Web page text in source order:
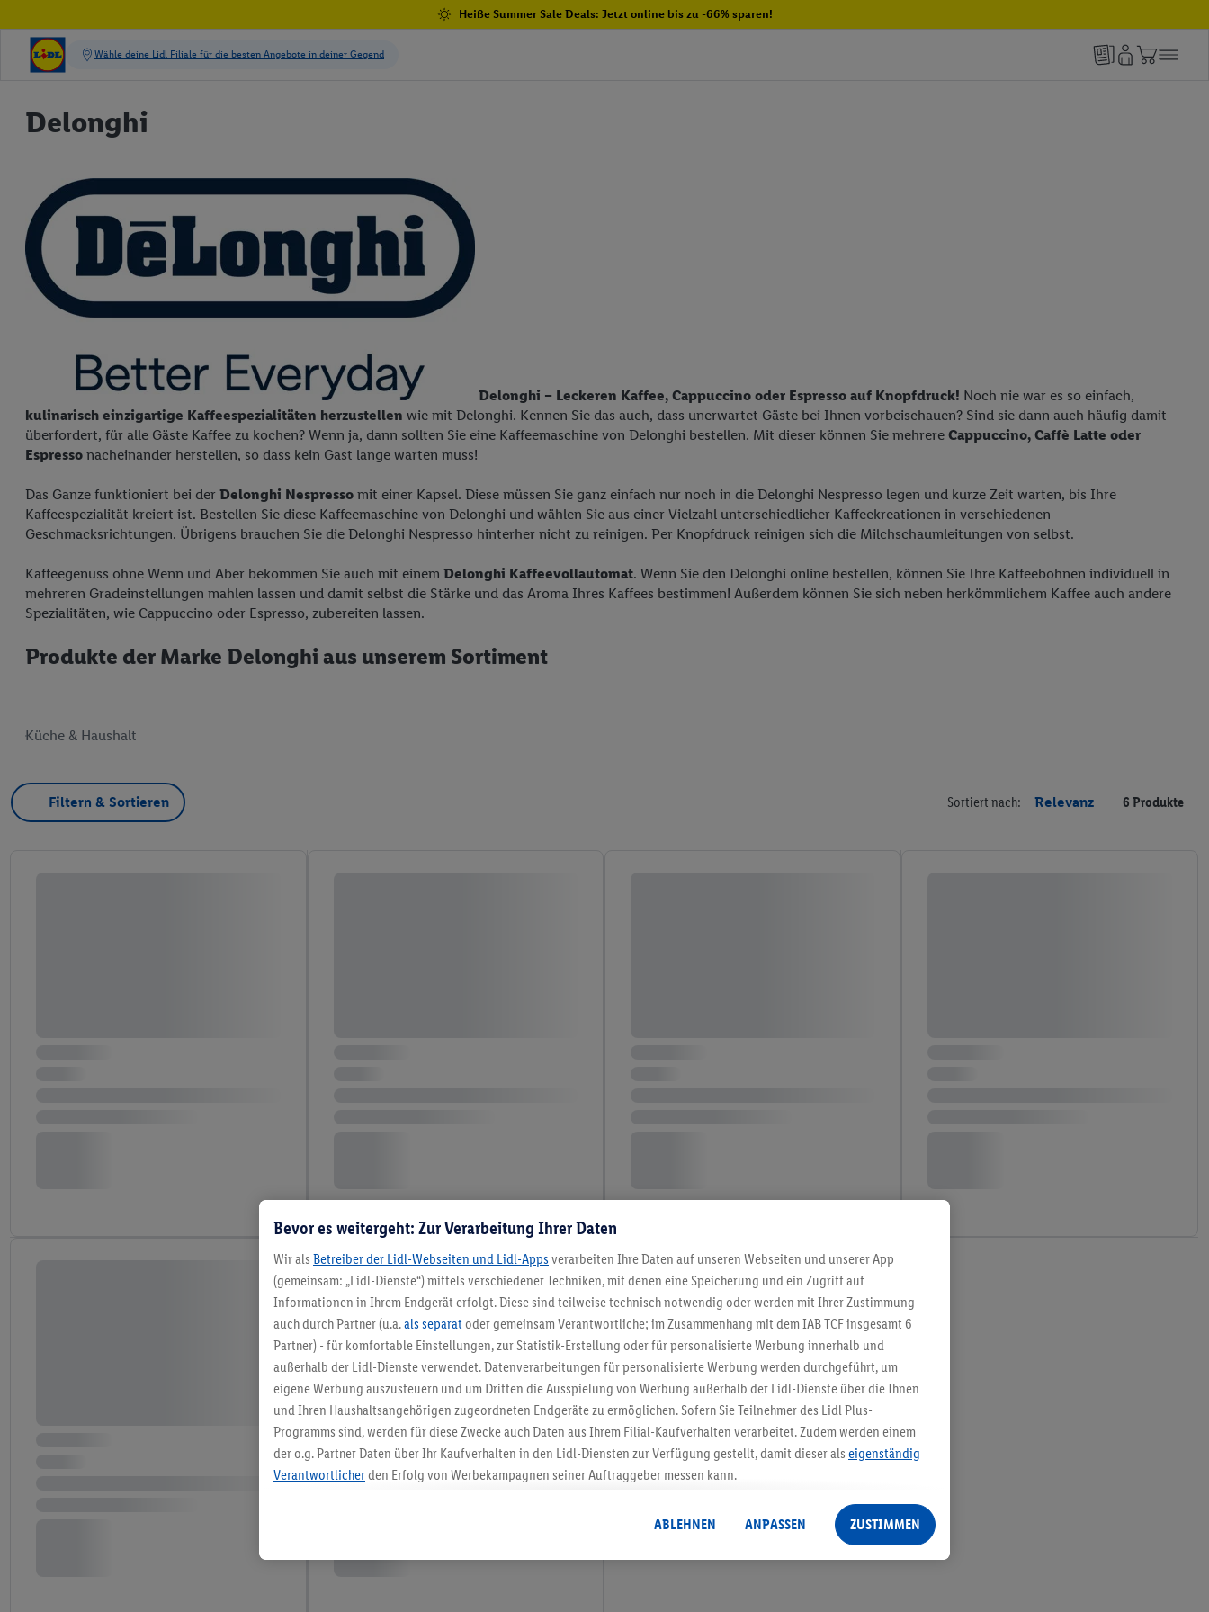
Heiße Summer Sale Deals: Jetzt online bis zu -66% sparen!
Delonghi
Delonghi – Leckeren Kaffee, Cappuccino oder Espresso auf Knopfdruck! Noch nie war es so einfach,
kulinarisch einzigartige Kaffeespezialitäten herzustellen wie mit Delonghi. Kennen Sie das auch, dass unerwartet Gäste bei Ihnen vorbeischauen? Sind sie dann auch häufig damit
überfordert, für alle Gäste Kaffee zu kochen? Wenn ja, dann sollten Sie eine Kaffeemaschine von Delonghi bestellen. Mit dieser können Sie mehrere Cappuccino, Caffè Latte oder
Espresso nacheinander herstellen, so dass kein Gast lange warten muss!
Das Ganze funktioniert bei der Delonghi Nespresso mit einer Kapsel. Diese müssen Sie ganz einfach nur noch in die Delonghi Nespresso legen und kurze Zeit warten, bis Ihre
Kaffeespezialität kreiert ist. Bestellen Sie diese Kaffeemaschine von Delonghi und wählen Sie aus einer Vielzahl unterschiedlicher Kaffeekreationen in verschiedenen
Geschmacksrichtungen. Übrigens brauchen Sie die Delonghi Nespresso hinterher nicht zu reinigen. Per Knopfdruck reinigen sich die Milchschaumleitungen von selbst.
Kaffeegenuss ohne Wenn und Aber bekommen Sie auch mit einem Delonghi Kaffeevollautomat. Wenn Sie den Delonghi online bestellen, können Sie Ihre Kaffeebohnen individuell in
mehreren Gradeinstellungen mahlen lassen und damit selbst die Stärke und das Aroma Ihres Kaffees bestimmen! Außerdem können Sie sich neben herkömmlichem Kaffee auch andere
Spezialitäten, wie Cappuccino oder Espresso, zubereiten lassen.
Produkte der Marke Delonghi aus unserem Sortiment
Küche & Haushalt
Filtern & Sortieren Sortiert nach: Relevanz 6 Produkte
Bevor es weitergeht: Zur Verarbeitung Ihrer Daten
Wir als Betreiber der Lidl-Webseiten und Lidl-Apps verarbeiten Ihre Daten auf unseren Webseiten und unserer App
(gemeinsam: „Lidl-Dienste“) mittels verschiedener Techniken, mit denen eine Speicherung und ein Zugriff auf
Informationen in Ihrem Endgerät erfolgt. Diese sind teilweise technisch notwendig oder werden mit Ihrer Zustimmung -
auch durch Partner (u.a.als separat oder gemeinsam Verantwortliche; im Zusammenhang mit dem IAB TCF insgesamt 6
Partner) - für komfortable Einstellungen, zur Statistik-Erstellung oder für personalisierte Werbung innerhalb und
außerhalb der Lidl-Dienste verwendet. Datenverarbeitungen für personalisierte Werbung werden durchgeführt, um
eigene Werbung auszusteuern und um Dritten die Ausspielung von Werbung außerhalb der Lidl-Dienste über die Ihnen
und Ihren Haushaltsangehörigen zugeordneten Endgeräte zu ermöglichen. Sofern Sie Teilnehmer des Lidl Plus-
Programms sind, werden für diese Zwecke auch Daten aus Ihrem Filial-Kaufverhalten verarbeitet. Zudem werden einem
der o.g. Partner Daten über Ihr Kaufverhalten in den Lidl-Diensten zur Verfügung gestellt, damit dieser als eigenständig
Verantwortlicherden Erfolg von Werbekampagnen seiner Auftraggeber messen kann.
angereicherten Profilen. Dies umfasst die Zusammenführung von Daten (z.B. über Ihre Nutzung der Lidl-Dienste, Ihr
Kaufverhalten in den Lidl-Diensten, Informationen aus Ihrem Kundenkonto - z.B. Alter oder Geschlecht - sowie Ihre
genauen Standortdaten) auch über verschiedene Endgeräte und Lidl-Dienste hinweg einschließlich dem Speichern von
ABLEHNEN ANPASSEN ZUSTIMMEN